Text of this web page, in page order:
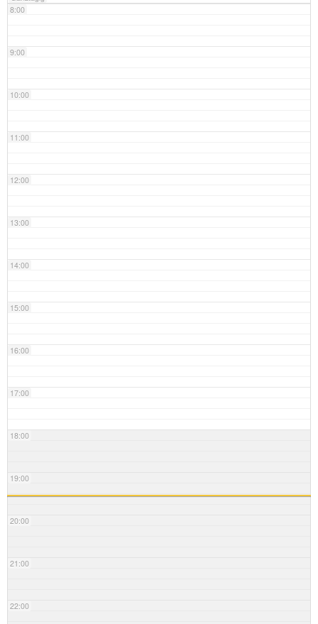
8:00
9:00
10:00
11:00
12:00
13:00
14:00
15:00
16:00
17:00
18:00
19:00
20:00
21:00
22:00